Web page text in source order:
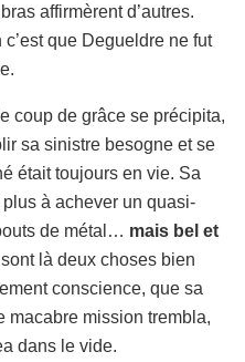
affirmèrent d’autres.
que Degueldre ne fut
coup de grâce se précipita,
sa sinistre besogne et se
était toujours en vie. Sa
à achever un quasi-
de métal… mais bel et
là deux choses bien
conscience, que sa
macabre mission trembla,
dans le vide.